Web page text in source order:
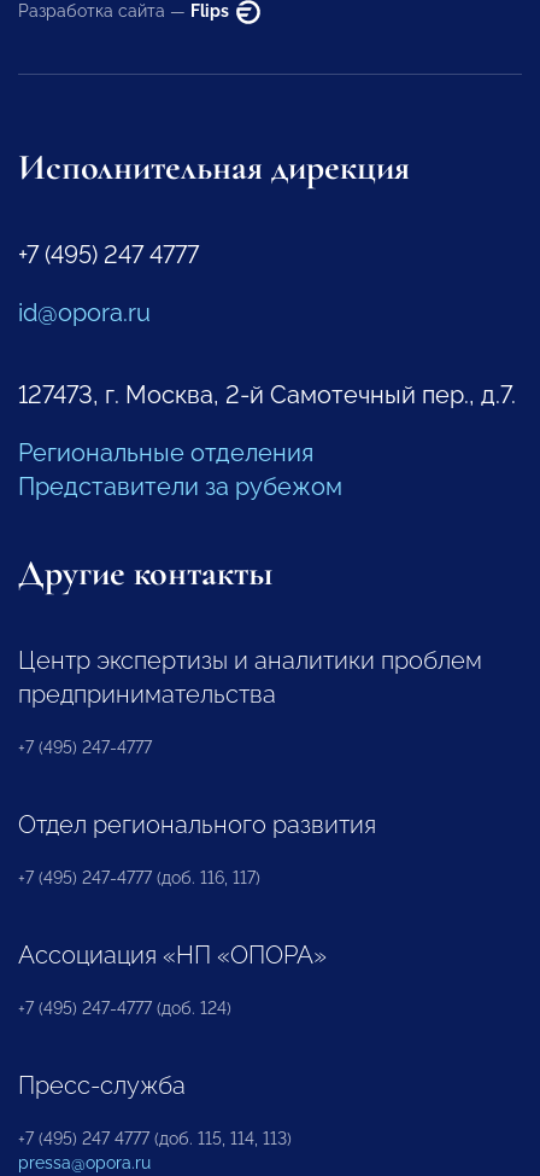
Разработка сайта — Flips
Исполнительная дирекция
+7 (495) 247 4777
id@opora.ru
127473, г. Москва, 2-й Самотечный пер., д.7.
Региональные отделения
Представители за рубежом
Другие контакты
Центр экспертизы и аналитики проблем
предпринимательства
+7 (495) 247-4777
Отдел регионального развития
+7 (495) 247-4777 (доб. 116, 117)
Ассоциация «НП «ОПОРА»
+7 (495) 247-4777 (доб. 124)
Пресс-служба
+7 (495) 247 4777 (доб. 115, 114, 113)
pressa@opora.ru